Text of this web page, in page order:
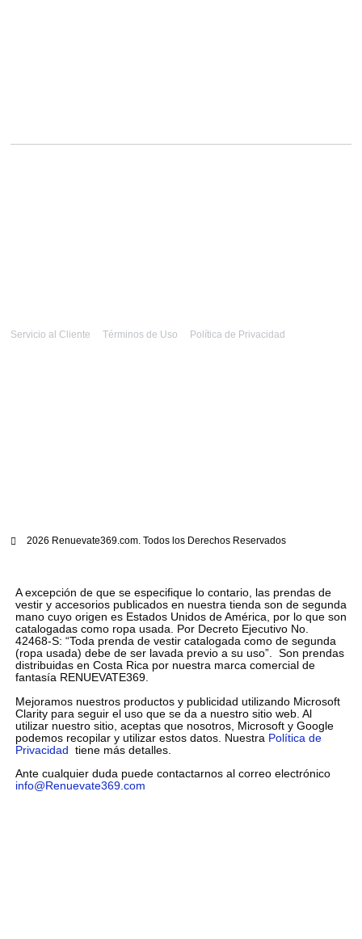
2026 Renuevate369.com. Todos los Derechos Reservados
Servicio al Cliente Términos de Uso Política de Privacidad
A excepción de que se especifique lo contario, las prendas de
vestir y accesorios publicados en nuestra tienda son de segunda
mano cuyo origen es Estados Unidos de América, por lo que son
catalogadas como ropa usada. Por Decreto Ejecutivo No.
42468-S: “Toda prenda de vestir catalogada como de segunda
(ropa usada) debe de ser lavada previo a su uso”. Son prendas
distribuidas en Costa Rica por nuestra marca comercial de
fantasía RENUEVATE369.
Mejoramos nuestros productos y publicidad utilizando Microsoft
Clarity para seguir el uso que se da a nuestro sitio web. Al
utilizar nuestro sitio, aceptas que nosotros, Microsoft y Google
podemos recopilar y utilizar estos datos. Nuestra Política de
Privacidad tiene más detalles.
Ante cualquier duda puede contactarnos al correo electrónico
info@Renuevate369.com